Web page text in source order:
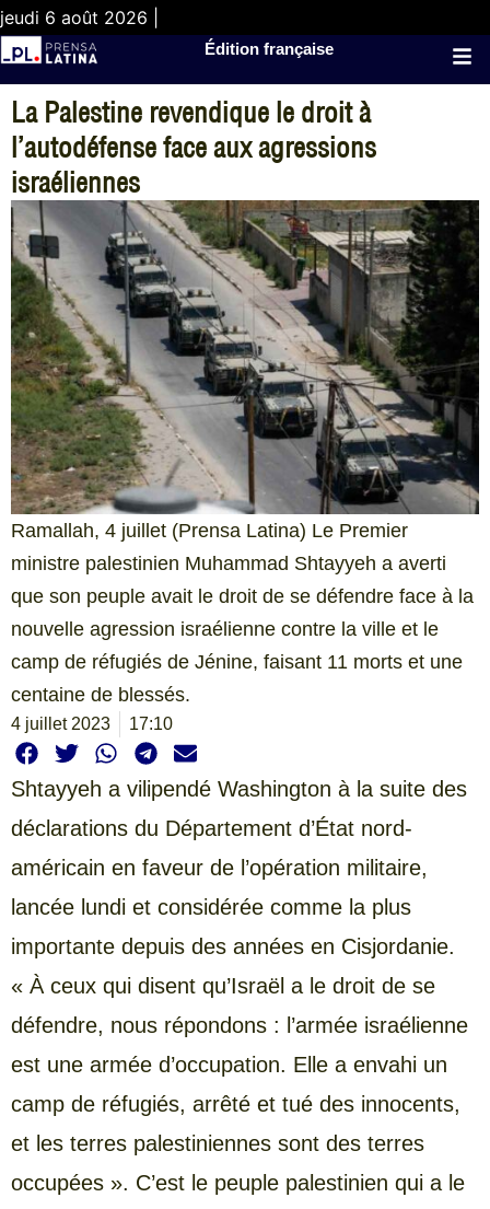
jeudi 6 août 2026 |
Édition française
La Palestine revendique le droit à
l’autodéfense face aux agressions
israéliennes
Ramallah, 4 juillet (Prensa Latina) Le Premier
ministre palestinien Muhammad Shtayyeh a averti
que son peuple avait le droit de se défendre face à la
nouvelle agression israélienne contre la ville et le
camp de réfugiés de Jénine, faisant 11 morts et une
centaine de blessés.
4 juillet 2023 17:10
Shtayyeh a vilipendé Washington à la suite des
déclarations du Département d’État nord-
américain en faveur de l’opération militaire,
lancée lundi et considérée comme la plus
importante depuis des années en Cisjordanie.
« À ceux qui disent qu’Israël a le droit de se
défendre, nous répondons : l’armée israélienne
est une armée d’occupation. Elle a envahi un
camp de réfugiés, arrêté et tué des innocents,
et les terres palestiniennes sont des terres
occupées ». C’est le peuple palestinien qui a le